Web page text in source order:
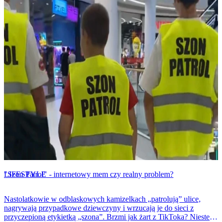
LIFESTYLE
"Szon Patrol" - internetowy mem czy realny problem?
Nastolatkowie w odblaskowych kamizelkach „patrolują” ulice,
nagrywają przypadkowe dziewczyny i wrzucają je do sieci z
przyczepioną etykietką „szona”. Brzmi jak żart z TikToka? Niestety